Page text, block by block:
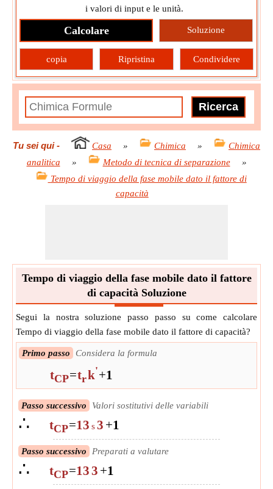
i valori di input e le unità.
Calcolare Soluzione
copia Ripristina Condividere
Tu sei qui- Casa » Chimica »
Chimica
analitica
» Metodo di tecnica di separazione
»
Tempo di viaggio della fase mobile dato il fattore di
capacità
Tempo di viaggio della fase mobile dato il fattore
di capacità Soluzione
Segui la nostra soluzione passo passo su come calcolare
Tempo di viaggio della fase mobile dato il fattore di capacità?
Primo passo Considera la formula
tCP=trk'+1
Passo successivo Valori sostitutivi delle variabili
∴ tCP=13 s3 +1
Passo successivo Preparati a valutare
∴ tCP=133 +1